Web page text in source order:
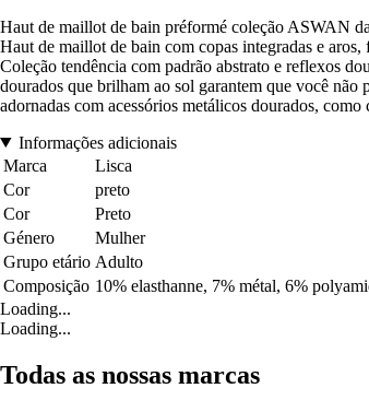
Haut de maillot de bain préformé coleção ASWAN
Haut de maillot de bain com copas integradas e
Coleção tendência com padrão abstrato e reflexos
dourados que brilham ao sol garantem que você não
adornadas com acessórios metálicos dourados,
Informações adicionais
Marca
Lisca
Cor
preto
Cor
Preto
Género
Mulher
Grupo etário Adulto
Composição 10% elasthanne, 7% métal, 6%
Loading...
Loading...
Todas as nossas marcas